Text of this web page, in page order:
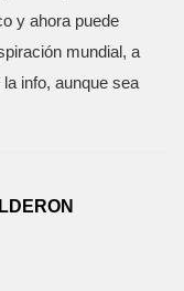
y ahora puede
mundial, a
info, aunque sea